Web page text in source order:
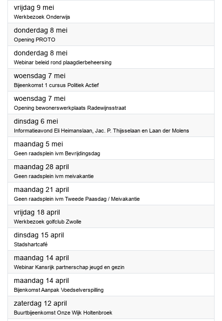
vrijdag 9 mei2025
Werkbezoek Onderwijs
donderdag 8 mei2025
Opening PROTO
donderdag 8 mei2025
Webinar beleid rond plaagdierbeheersing
woensdag 7 mei2025
Bijeenkomst 1 cursus Politiek Actief
woensdag 7 mei2025
Opening bewonerswerkplaats Radewijnsstraat
dinsdag 6 mei2025
Informatieavond Eli Heimanslaan, Jac. P. Thijsselaan en Laan der Molens
maandag 5 mei2025
Geen raadsplein ivm Bevrijdingsdag
maandag 28 april2025
Geen raadsplein ivm meivakantie
maandag 21 april2025
Geen raadsplein ivm Tweede Paasdag / Meivakantie
vrijdag 18 april2025
Werkbezoek golfclub Zwolle
dinsdag 15 april2025
Stadshartcafé
maandag 14 april2025
Webinar Kansrijk partnerschap jeugd en gezin
maandag 14 april2025
Bijenkomst Aanpak Voedselverspilling
zaterdag 12 april2025
Buurtbijeenkomst Onze Wijk Holtenbroek